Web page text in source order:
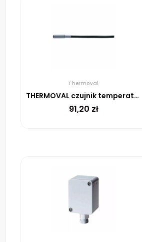
Thermoval
THERMOVAL czujnik temperatury do UTR, przewód 1,5 mb
91,20 zł